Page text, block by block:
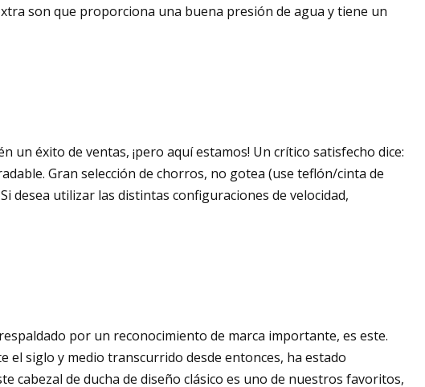
son que proporciona una buena presión de agua y tiene un
un éxito de ventas, ¡pero aquí estamos! Un crítico satisfecho dice:
Gran selección de chorros, no gotea (use teflón/cinta de
desea utilizar las distintas configuraciones de velocidad,
por un reconocimiento de marca importante, es este.
el siglo y medio transcurrido desde entonces, ha estado
cabezal de ducha de diseño clásico es uno de nuestros favoritos,